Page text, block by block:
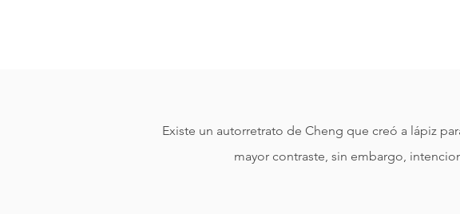
Existe un autorretrato de Cheng que creó a lápiz
mayor contraste, sin embargo,